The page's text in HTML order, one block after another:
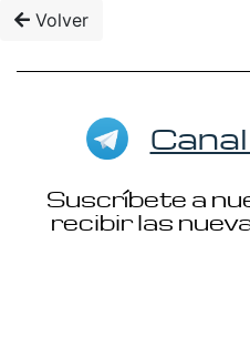
Volver
Suscríbete a
recibir las